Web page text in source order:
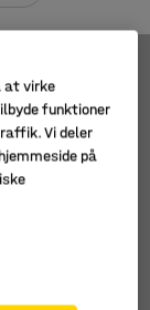
Sortér
at virke
funktioner
Vi deler
på